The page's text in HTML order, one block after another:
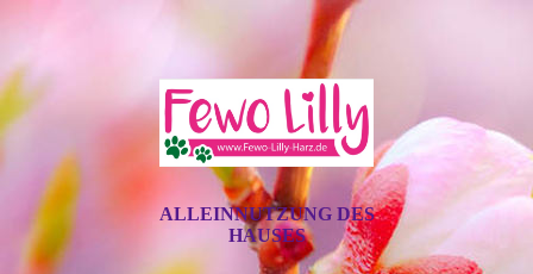
ALLEINNUTZUNG DES
HAUSES